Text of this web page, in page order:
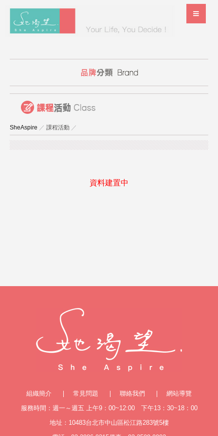
SheAspire ／ 課程活動 ／
資料建置中
組織簡介 常見問題 聯絡我們
網站導覽
服務時間：週一～週五 上午9：00~12:00 下午13：30~18：00
地址：10483台北市中山區松江路283號5樓